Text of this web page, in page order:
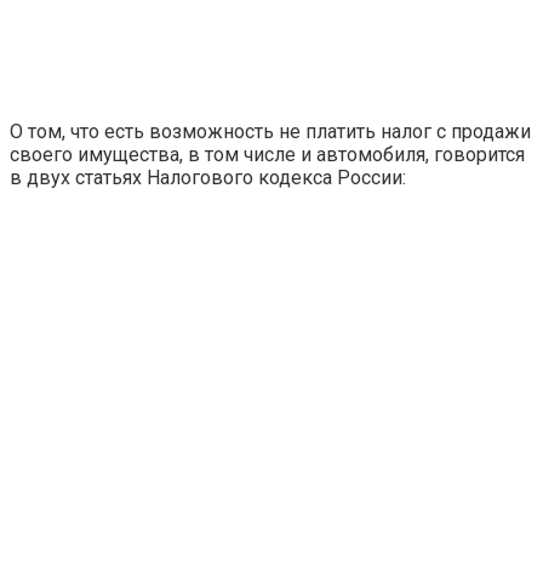
О том, что есть возможность не платить налог с продажи
своего имущества, в том числе и автомобиля, говорится
в двух статьях Налогового кодекса России: